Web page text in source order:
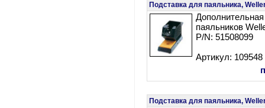
Подставка для паяльника,
паяльников
P/N: 51508099
Артикул: 109548
Подставка для паяльника,